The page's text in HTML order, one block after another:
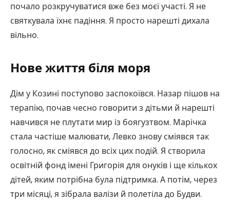
почало розкручуватися вже без моєї участі. Я не
святкувала їхнє падіння. Я просто нарешті дихала
вільно.
Нове життя біля моря
Дім у Козині поступово заспокоївся. Назар пішов на
терапію, почав чесно говорити з дітьми й нарешті
навчився не плутати мир із боягузтвом. Марічка
стала частіше малювати, Левко знову сміявся так
голосно, як сміявся до всіх цих подій. Я створила
освітній фонд імені Григорія для онуків і ще кількох
дітей, яким потрібна була підтримка. А потім, через
три місяці, я зібрала валізи й полетіла до Будви.